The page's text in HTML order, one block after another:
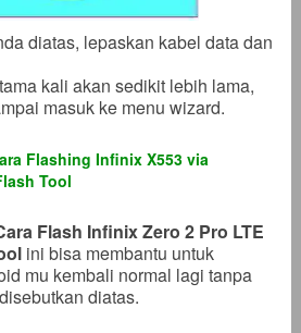
diatas, lepaskan kabel data dan
kali akan sedikit lebih lama,
masuk ke menu wizard.
Flashing Infinix X553 via
Tool
Flash Infinix Zero 2 Pro LTE
ini bisa membantu untuk
mu kembali normal lagi tanpa
diatas.